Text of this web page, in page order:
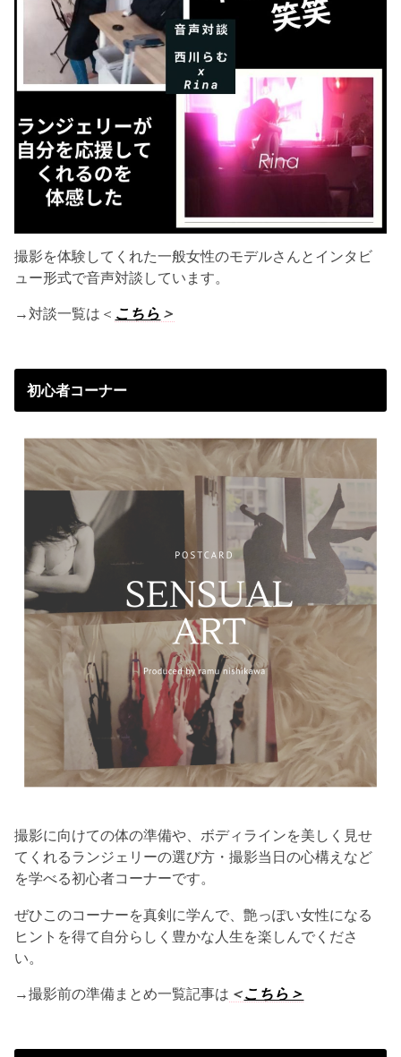
撮影を体験してくれた一般女性のモデルさんとインタビ
ュー形式で音声対談しています。
→対談一覧は＜ こちら ＞
初心者コーナー
撮影に向けての体の準備や、ボディラインを美しく見せ
てくれるランジェリーの選び方・撮影当日の心構えなど
を学べる初心者コーナーです。
ぜひこのコーナーを真剣に学んで、艶っぽい女性になる
ヒントを得て自分らしく豊かな人生を楽しんでくださ
い。
→撮影前の準備まとめ一覧記事は ＜こちら＞